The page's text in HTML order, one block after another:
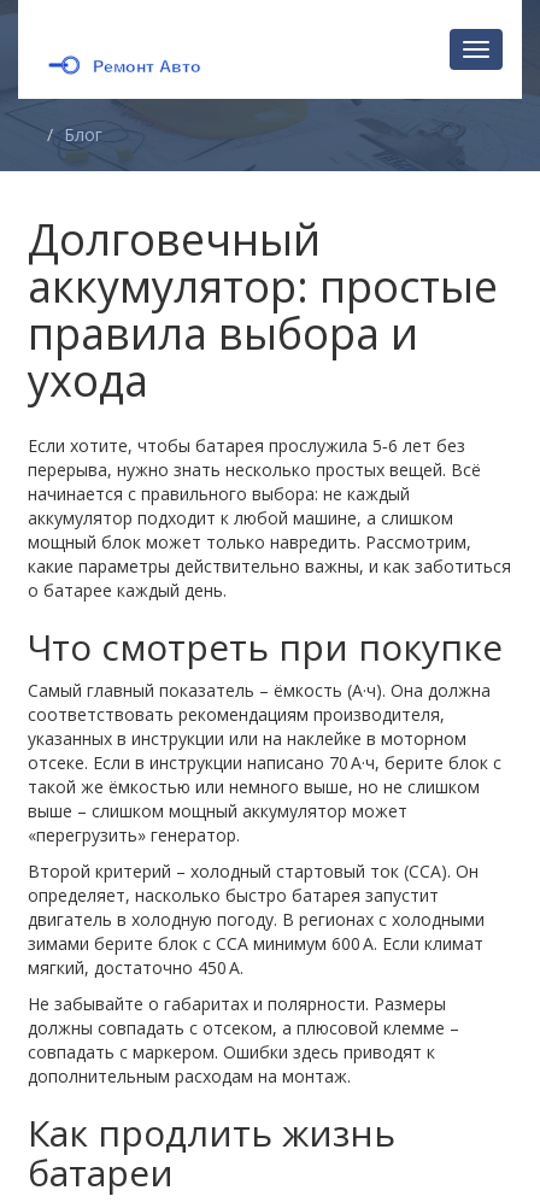
Блог
Долговечный
аккумулятор: простые
правила выбора и
ухода
Если хотите, чтобы батарея прослужила 5‑6 лет без
перерыва, нужно знать несколько простых вещей. Всё
начинается с правильного выбора: не каждый
аккумулятор подходит к любой машине, а слишком
мощный блок может только навредить. Рассмотрим,
какие параметры действительно важны, и как заботиться
о батарее каждый день.
Что смотреть при покупке
Самый главный показатель – ёмкость (А·ч). Она должна
соответствовать рекомендациям производителя,
указанных в инструкции или на наклейке в моторном
отсеке. Если в инструкции написано 70 А·ч, берите блок с
такой же ёмкостью или немного выше, но не слишком
выше – слишком мощный аккумулятор может
«перегрузить» генератор.
Второй критерий – холодный стартовый ток (CCA). Он
определяет, насколько быстро батарея запустит
двигатель в холодную погоду. В регионах с холодными
зимами берите блок с CCA минимум 600 A. Если климат
мягкий, достаточно 450 A.
Не забывайте о габаритах и полярности. Размеры
должны совпадать с отсеком, а плюсовой клемме –
совпадать с маркером. Ошибки здесь приводят к
дополнительным расходам на монтаж.
Как продлить жизнь
батареи